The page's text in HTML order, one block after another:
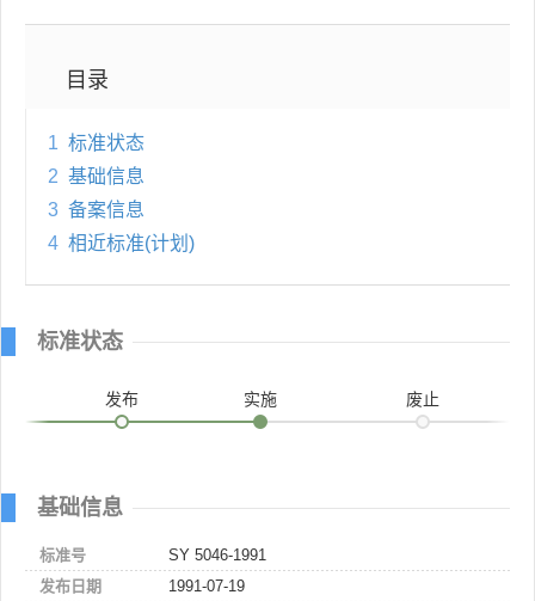
目录
1 标准状态
2 基础信息
3 备案信息
4 相近标准(计划)
标准状态
发布 实施 废止
基础信息
标准号
SY 5046-1991
发布日期
1991-07-19